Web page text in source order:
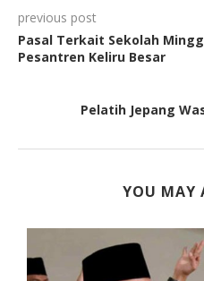
previous post
Pasal Terkait Sekolah
Pesantren Keliru Besar
Pelatih Jepang
YOU MAY